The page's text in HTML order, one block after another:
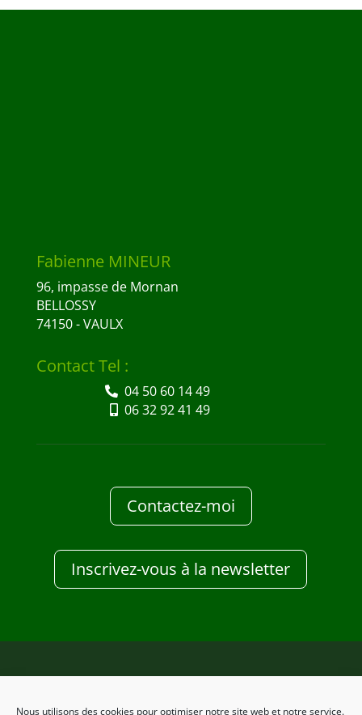
Nous utilisons des cookies pour optimiser notre site web et notre service.
Fabienne MINEUR
96, impasse de Mornan
BELLOSSY
74150 - VAULX
Contact Tel :
04 50 60 14 49
06 32 92 41 49
Contactez-moi
Inscrivez-vous à la newsletter